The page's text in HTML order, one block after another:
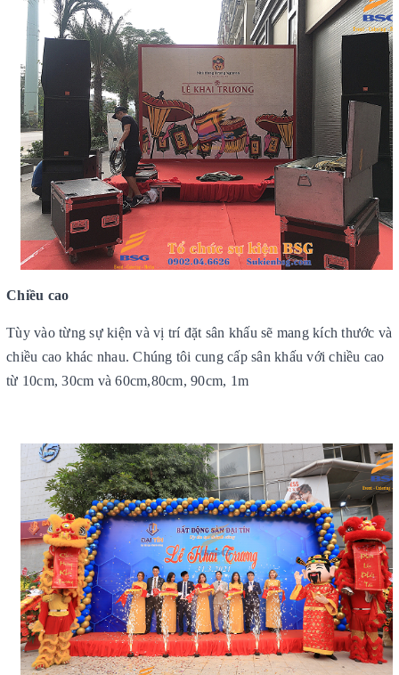
Chiều cao
Tùy vào từng sự kiện và vị trí đặt sân khấu sẽ mang kích thước và
chiều cao khác nhau. Chúng tôi cung cấp sân khấu với chiều cao
từ 10cm, 30cm và 60cm,80cm, 90cm, 1m